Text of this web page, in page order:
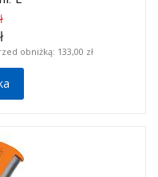
obniżką: 133,00 zł